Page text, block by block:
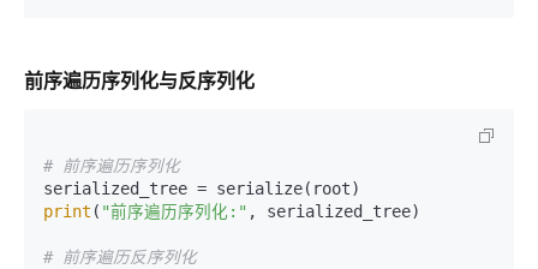
前序遍历序列化与反序列化
# 前序遍历序列化
print ( "前序遍历序列化:" , serialized_tree)
# 前序遍历反序列化